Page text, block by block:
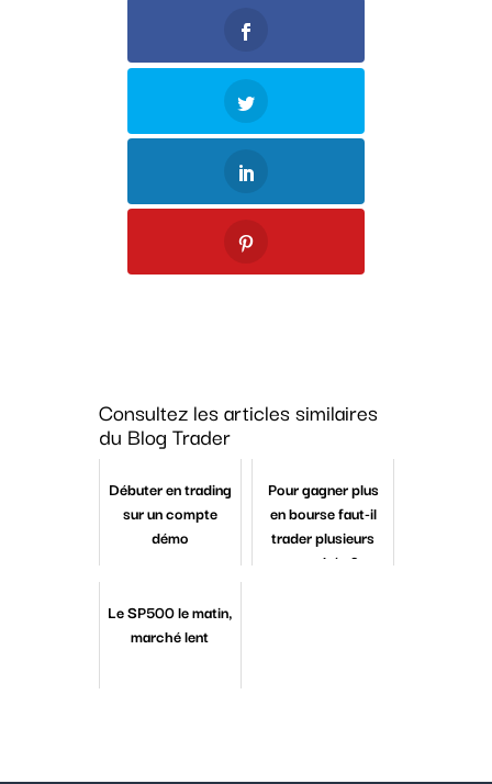
Consultez les articles similaires
du Blog Trader
Débuter en trading
sur un compte
démo
Pour gagner plus
en bourse faut-il
trader plusieurs
marchés ?
Le SP500 le matin,
marché lent